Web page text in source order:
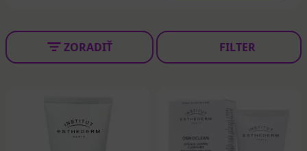
ZORADIŤ FILTER